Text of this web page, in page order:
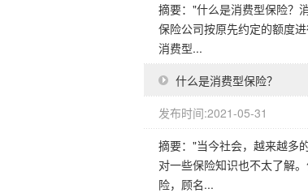
摘要："什么是消费型保险？
保险公司按原先约定的额度
消费型...
什么是消费型保险？
发布时间:2021-05-31
摘要："当今社会，越来越多
对一些保险知识也不太了解
险，顾名...